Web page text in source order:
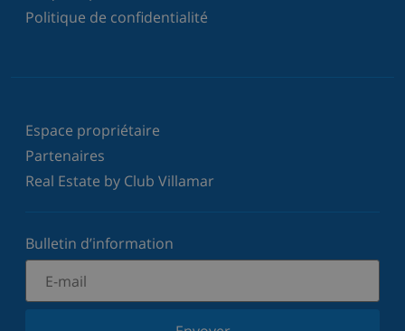
Politique de confidentialité
Espace propriétaire
Partenaires
Real Estate by Club Villamar
Bulletin d’information